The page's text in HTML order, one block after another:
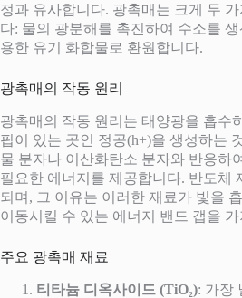
정과 유사합니다. 광촉매는 크게 두
다: 물의 광분해를 촉진하여 수소를
용한 유기 화합물로 환원합니다.
광촉매의 작동 원리
광촉매의 작동 원리는 태양광을 흡수
핍이 있는 곳인 정공(h+)을 생성하는
물 분자나 이산화탄소 분자와 반응하
필요한 에너지를 제공합니다. 반도체
되며, 그 이유는 이러한 재료가 빛을
이동시킬 수 있는 에너지 밴드 갭을
주요 광촉매 재료
티타늄 디옥사이드 (TiO₂): 가장